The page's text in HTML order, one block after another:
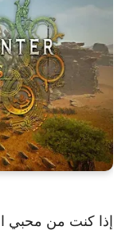
إذا كنت من محبي